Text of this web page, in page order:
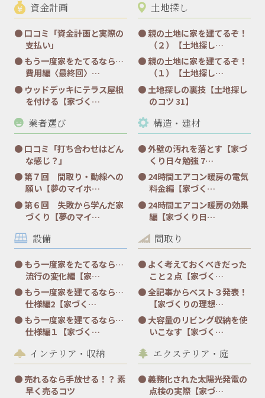
資金計画
口コミ「資金計画と実際の
支払い」
もう一度家をたてるなら…
費用編〈最終回〉…
ウッドデッキにテラス屋根
を付ける【家づく…
土地探し
親の土地に家を建てるぞ！
（２）【土地探し…
親の土地に家を建てるぞ！
（１）【土地探し…
土地探しの裏技【土地探し
のコツ 31】
業者選び
口コミ「打ち合わせはどん
な感じ？」
第７回 間取り・動線への
願い【夢のマイホ…
第６回 失敗から学んだ家
づくり【夢のマイ…
構造・建材
外壁の汚れを落とす【家づ
くり日々勉強 7…
24時間エアコン暖房の電気
料金編【家づく…
24時間エアコン暖房の効果
編【家づくり日…
設備
もう一度家をたてるなら…
流行の変化編【家…
もう一度家を建てるなら…
仕様編2【家づく…
もう一度家を建てるなら…
仕様編１【家づく…
間取り
よく考えておくべきだった
こと２点【家づく…
全記事からベスト３発表！
【家づくりの理想…
大容量のリビング収納を使
いこなす【家づく…
インテリア・収納
売れるなら手放せる！？ 素
早く売るコツ
エクステリア・庭
義務化された太陽光発電の
点検の実際【家づ…